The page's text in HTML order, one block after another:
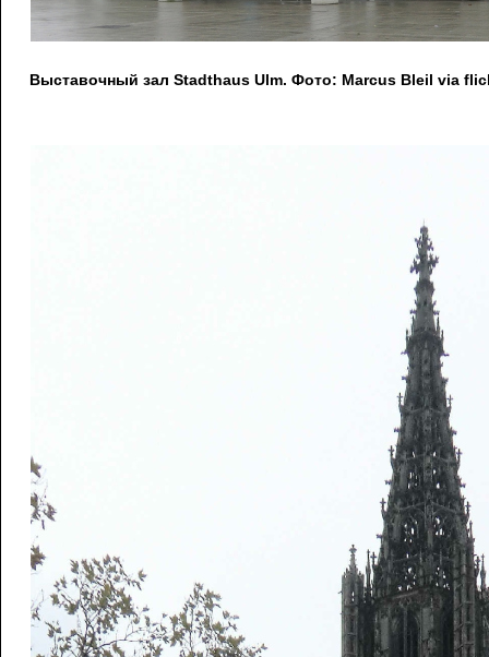
Выставочный зал Stadthaus Ulm. Фото: Marcus Bleil via